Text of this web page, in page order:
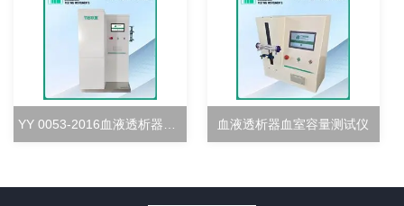
YY 0053-2016血液透析器超滤率测试仪 血液透析器血室容量测试仪